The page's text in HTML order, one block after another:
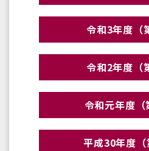
令和3年度（
令和2年度（
令和元年度（
平成30年度（